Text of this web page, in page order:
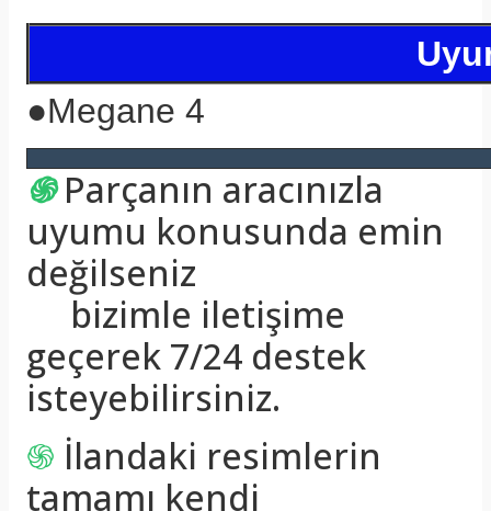
●Megane 4
֍ Parçanın aracınızla
uyumu konusunda emin
değilseniz
bizimle iletişime
geçerek 7/24 destek
isteyebilirsiniz.
֍ İlandaki resimlerin
tamamı kendi